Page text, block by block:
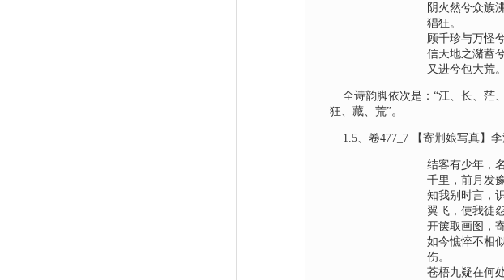
阴火然兮众族
猖狂。
顾千珍与万怪
信天地之潴蓄
又进兮包大荒。
全诗韵脚依次是：“江、长、茫
狂、藏、荒”。
1.5 卷477_7 【寄荆娘写真】
结客有少年，
千里，前月发豫
知我别时言，
翼飞，使我徒
开箧取画图，
如今憔悴不相
伤。
苍梧九疑在何